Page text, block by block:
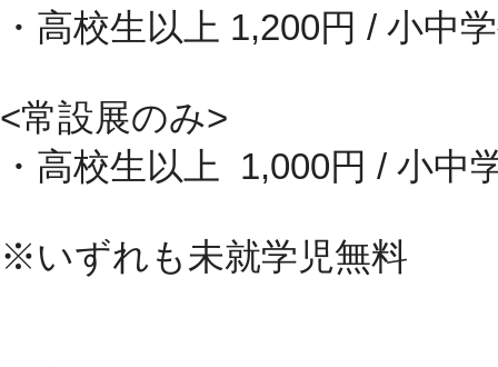
・高校生以上 1,200円 / 小中
<常設展のみ>
・高校生以上 1,000円 / 小中
※いずれも未就学児無料